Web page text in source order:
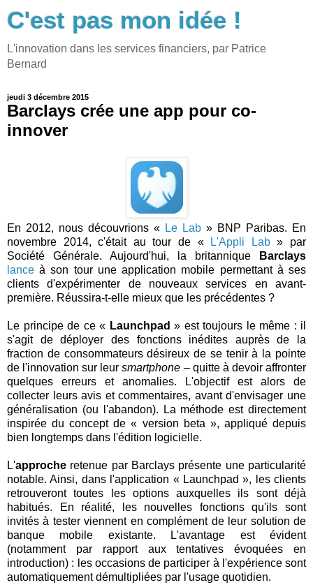
C'est pas mon idée !
L'innovation dans les services financiers, par Patrice
Bernard
jeudi 3 décembre 2015
Barclays crée une app pour co-
innover
En 2012, nous découvrions « Le Lab » BNP Paribas. En
novembre 2014, c'était au tour de «
L'Appli Lab» par
Société Générale. Aujourd'hui, la britannique
Barclays
lance à son tour une application mobile permettant à ses
clients d'expérimenter de nouveaux services en avant-
première. Réussira-t-elle mieux que les précédentes ?
Le principe de ce « Launchpad » est toujours le même : il
s'agit de déployer des fonctions inédites auprès de la
fraction de consommateurs désireux de se tenir à la pointe
de l'innovation sur leursmartphone – quitte à devoir affronter
quelques erreurs et anomalies. L'objectif est alors de
collecter leurs avis et commentaires, avant d'envisager une
généralisation (ou l'abandon). La méthode est directement
inspirée du concept de « version beta », appliqué depuis
bien longtemps dans l'édition logicielle.
L'approche retenue par Barclays présente une particularité
notable. Ainsi, dans l'application « Launchpad », les clients
retrouveront toutes les options auxquelles ils sont déjà
habitués. En réalité, les nouvelles fonctions qu'ils sont
invités à tester viennent en complément de leur solution de
banque mobile existante. L'avantage est évident
(notamment par rapport aux tentatives évoquées en
introduction) : les occasions de participer à l'expérience sont
automatiquement démultipliées par l'usage quotidien.